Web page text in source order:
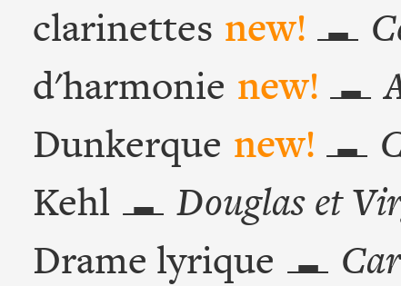
clarinettes new!
d'harmonie new!
Dunkerque new!
Kehl
Douglas et
Drame lyrique